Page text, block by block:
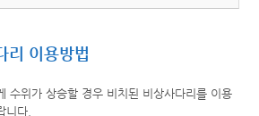
리 이용방법
수위가 상승할 경우 비치된 비상사다리를 이용
니다.